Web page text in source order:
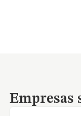
Empresas
Empresas